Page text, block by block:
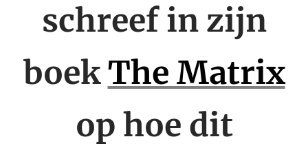
schreef in zijn
boekThe Matrix
op hoe dit